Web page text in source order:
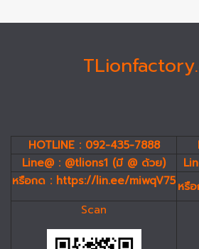
HOTLINE : 092-435-7888
Line@ : @tlions1 (มี @ ด้วย)
หรือกด : https://lin.ee/miwqV75หรื
Scan